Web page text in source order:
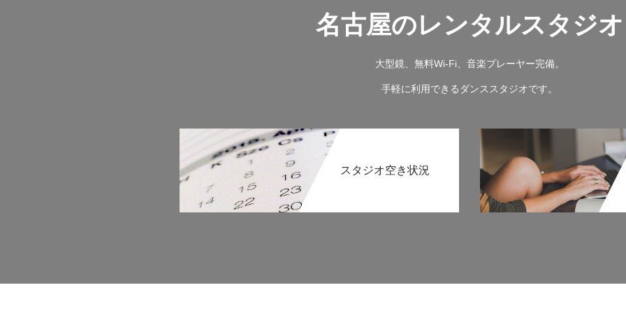
名古屋のレンタルスタジオ
大型鏡、無料Wi-Fi、音楽プレーヤー完備。
手軽に利用できるダンススタジオです。
スタジオ空き状況